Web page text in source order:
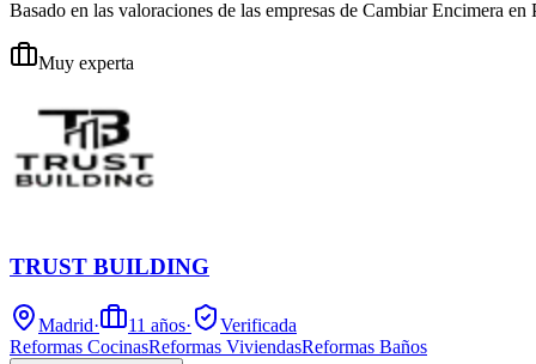
Basado en las valoraciones de las empresas de Cambiar Encimera en
Muy experta
TRUST BUILDING
Madrid· 11 años·
Verificada
Reformas CocinasReformas ViviendasReformas Baños